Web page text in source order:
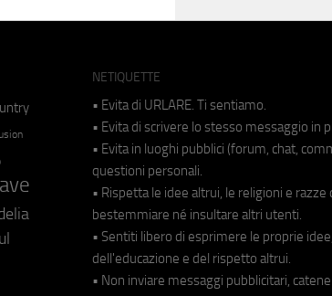
NETIQUETTE
• Evita di URLARE. Ti sentiamo.
• Evita di scrivere lo stesso messaggio in
• Evita in luoghi pubblici (forum, chat,
questioni personali.
• Rispetta le idee altrui, le religioni e razze
bestemmiare né insultare altri utenti.
• Sentiti libero di esprimere le proprie
dell'educazione e del rispetto altrui.
• Non inviare messaggi pubblicitari,